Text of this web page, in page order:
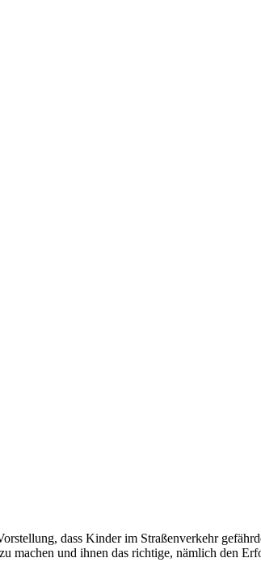
dass Kinder im Straßenverkehr
und ihnen das richtige, nämlich den